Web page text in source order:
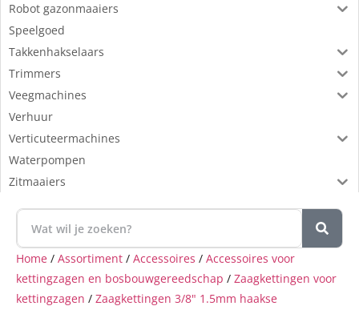
Robot gazonmaaiers
Speelgoed
Takkenhakselaars
Trimmers
Veegmachines
Verhuur
Verticuteermachines
Waterpompen
Zitmaaiers
Home / Assortiment / Accessoires / Accessoires voor
kettingzagen en bosbouwgereedschap / Zaagkettingen voor
kettingzagen / Zaagkettingen 3/8" 1.5mm haakse